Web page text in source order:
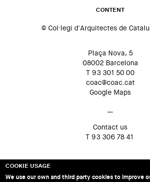
CONTENT
© Col·legi d'Arquitectes de
Plaça Nova, 5
08002 Barcelona
T 93 301 50 00
coac@coac.cat
Google Maps
—
Contact us
T 93 306 78 41
COOKIE USAGE
We use our own and third party cookies to improve